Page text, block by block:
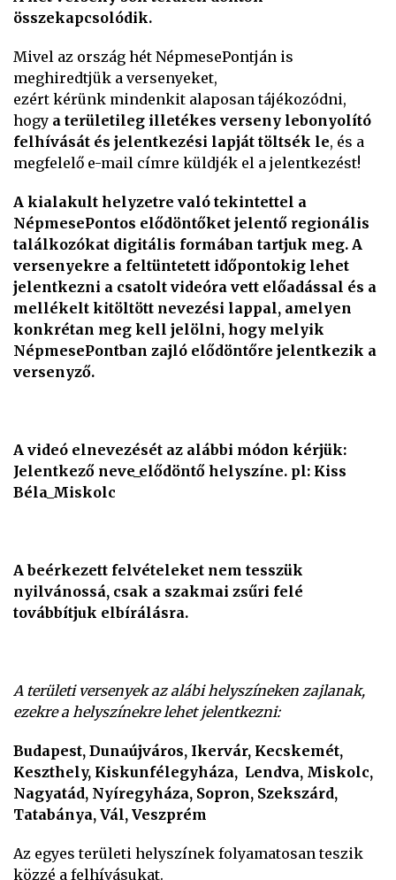
összekapcsolódik.
Mivel az ország hét NépmesePontján is
meghiredtjük a versenyeket,
ezért kérünk mindenkit alaposan tájékozódni,
hogy a területileg illetékes verseny lebonyolító
felhívását és jelentkezési lapját töltsék le, és a
megfelelő e-mail címre küldjék el a jelentkezést!
A kialakult helyzetre való tekintettel a
NépmesePontos elődöntőket jelentő regionális
találkozókat digitális formában tartjuk meg. A
versenyekre a feltüntetett időpontokig lehet
jelentkezni a csatolt videóra vett előadással és a
mellékelt kitöltött nevezési lappal, amelyen
konkrétan meg kell jelölni, hogy melyik
NépmesePontban zajló elődöntőre jelentkezik a
versenyző.
A videó elnevezését az alábbi módon kérjük:
Jelentkező neve_elődöntő helyszíne. pl: Kiss
Béla_Miskolc
A beérkezett felvételeket nem tesszük
nyilvánossá, csak a szakmai zsűri felé
továbbítjuk elbírálásra.
A területi versenyek az alábi helyszíneken zajlanak,
ezekre a helyszínekre lehet jelentkezni:
Budapest, Dunaújváros, Ikervár, Kecskemét,
Keszthely, Kiskunfélegyháza, Lendva, Miskolc,
Nagyatád, Nyíregyháza, Sopron, Szekszárd,
Tatabánya, Vál, Veszprém
Az egyes területi helyszínek folyamatosan teszik
közzé a felhívásukat.